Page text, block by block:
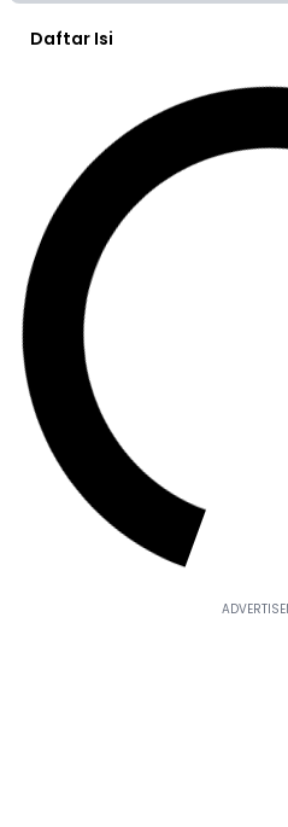
Daftar Isi